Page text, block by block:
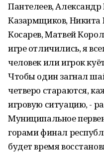
Пантелеев, Александр
Казармщиков, Никита
Косарев, Матвей
игре отличились, я
человек или игрок
Чтобы один загнал
четверо стараются,
игровую ситуацию, -
Муниципальное
горами финал
будет время